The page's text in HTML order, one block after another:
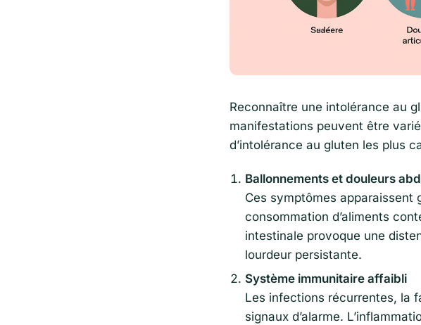
Reconnaître une intolérance au
manifestations peuvent être
d’intolérance au gluten les plus
Ballonnements et douleurs
Ces symptômes apparaissent
consommation d’aliments
intestinale provoque une
lourdeur persistante.
Système immunitaire affaibli
Les infections récurrentes, la
signaux d’alarme.